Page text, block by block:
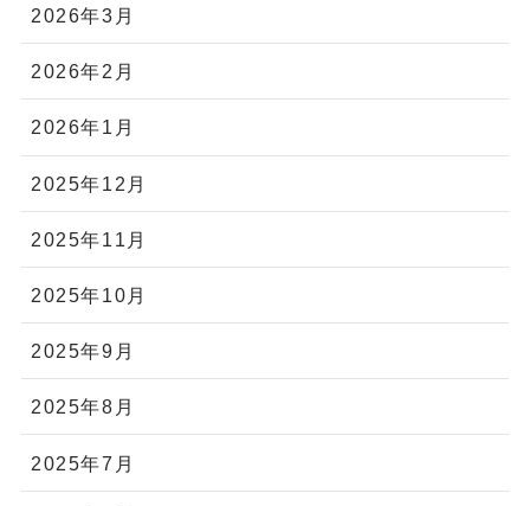
2026年3月
2026年2月
2026年1月
2025年12月
2025年11月
2025年10月
2025年9月
2025年8月
2025年7月